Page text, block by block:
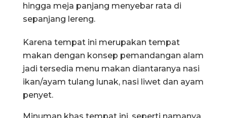
hingga meja panjang menyebar rata di
sepanjang lereng.
Karena tempat ini merupakan tempat
makan dengan konsep pemandangan alam
jadi tersedia menu makan diantaranya nasi
ikan/ayam tulang lunak, nasi liwet dan ayam
penyet.